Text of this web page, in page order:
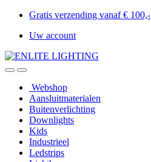
Gratis verzending vanaf € 100,-
Uw account
Webshop
Aansluitmaterialen
Buitenverlichting
Downlights
Kids
Industrieel
Ledstrips